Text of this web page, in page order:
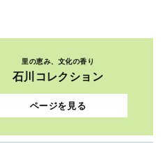
里の恵み、文化の香り
石川コレクション
ページを見る